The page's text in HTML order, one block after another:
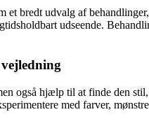
et bredt udvalg af
udseende.
også hjælp til at finde den
med farver,